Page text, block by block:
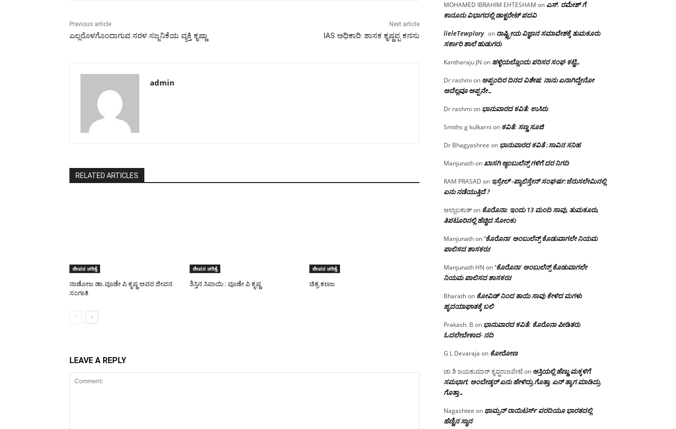
Previous article
ಎಲ್ಲರೊಳಗೊಂದಾಗುವ ಸರಳ ಸಜ್ಜನಿಕೆಯ ವ್ಯಕ್ತಿ ಕೃಷ್ಣಾ
Next article
IAS ಅಧಿಕಾರಿ: ಶಾಸಕ ಕೃಷ್ಣಪ್ಪ ಕನಸು
admin
RELATED ARTICLES
ಜೀವನ ಚರಿತ್ರೆ
ನಾಡೋಜ ಡಾ.ವೂಡೇ ಪಿ ಕೃಷ್ಣ ಅವರ ಜೀವನ
ಸಂಗಾತಿ
ಜೀವನ ಚರಿತ್ರೆ
ಶಿಸ್ತಿನ ಸಿಪಾಯಿ : ‌ವೂಡೇ ಪಿ ಕೃಷ್ಣ
ಜೀವನ ಚರಿತ್ರೆ
ಚಿತ್ರ ಕಣಜ
LEAVE A REPLY
MOHAMED IBRAHIM EHTESHAM on ಎಸ್. ರಮೇಶ್ ಗೆ
ಕಾನೂನು ವಿಭಾಗದಲ್ಲಿ ಡಾಕ್ಟರೇಟ್ ಪದವಿ
lieleTewplory on ರಾಷ್ಟ್ರೀಯ ವಿಜ್ಞಾನ ಸಮಾವೇಶಕ್ಕೆ‌ ತುಮಕೂರು
ಸರ್ಕಾರಿ ಶಾಲೆ ಹುಡುಗರು
Kantharaju JN on ಹಳ್ಳಿಯಲ್ಲೊಂದು ಪರಿಸರ ಸಂಘ ಕಟ್ಟಿ…
Dr rashmi on ಅಪ್ಪಂದಿರ ದಿನದ ವಿಶೇಷ: ನಾನು ಏನಾಗಿದ್ದೇನೋ‌
ಅದೆಲ್ಲವೂ ಅಪ್ಪನೇ…
Dr rashmi on ಭಾನುವಾರದ ಕವಿತೆ: ಉಸಿರು
Smiths g kulkarni on ಕವಿತೆ: ಸಣ್ಣ ಸೂಜಿ
Dr Bhagyashree on ಭಾನುವಾರದ ಕವಿತೆ :ಸಾವಿನ ಸನಿಹ
Manjunathonಖಾಸಗಿ ಆ್ಯಂಬುಲೆನ್ಸ್ ಗಳಿಗೆ ದರ ನಿಗದಿ
RAM PRASAD on ಇಸ್ರೇಲ್ -ಪ್ಯಾಲಿಸ್ತೇನ್ ಸಂಘರ್ಷ:ಜೆರುಸಲೇಮಿನಲ್ಲಿ
ಏನು ನಡೆಯುತ್ತಿದೆ ?
ಅಲ್ಲಾಬಕಾಶ್on ಕೊರೊನಾ: ಇಂದು 13 ಮಂದಿ ಸಾವು, ತುಮಕೂರು,
ತಿಪಟೂರಿನಲ್ಲಿ ಹೆಚ್ಚಿದ ಸೋಂಕು
Manjunathon ‘ಕೊರೊನಾ’ ಅಂಬುಲೆನ್ಸ್ ಕೊಡುವಾಗಲೇ ನಿಯಮ
ಪಾಲಿಸದ ಶಾಸಕರು!
Manjunath HN on ‘ಕೊರೊನಾ’ ಅಂಬುಲೆನ್ಸ್ ಕೊಡುವಾಗಲೇ
ನಿಯಮ ಪಾಲಿಸದ ಶಾಸಕರು!
Bharathon ಕೋವಿಡ್ ನಿಂದ ತಾಯಿ ಸಾವು ಕೇಳಿದ ಮಗಳು
ಹೃದಯಾಘಾತಕ್ಕೆ ಬಲಿ
Prakash. B on ಭಾನುವಾರದ ಕವಿತೆ: ಕೊರೊನಾ ಪೀಡಿತರು
ಓದಲೇಬೇಕಾದ- ನದಿ
G L Devaraja on ಕೋರೋಣ
ಚಾ ಶಿ ಜಯಕುಮಾರ್ ಕೃಷ್ಣರಾಜಪೇಟೆon ಆಸ್ತಿಯಲ್ಲಿ ಹೆಣ್ಣು ಮಕ್ಕಳಿಗೆ
ಸಮಭಾಗ; ಅಂಬೇಡ್ಕರ್ ಏನು ಹೇಳಿದ್ರು ಗೊತ್ತಾ, ಏನ್ ತ್ಯಾಗ ಮಾಡಿದ್ರು
ಗೊತ್ತಾ…
Nagashtee on ಥಾಮ್ಸನ್ ರಾಯಿಟರ್ಸ್ ವರದಿಯೂ ಭಾರತದಲ್ಲಿ
ಹೆಣ್ಣಿನ ಸ್ಥಾನ‌